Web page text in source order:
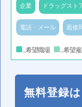
企業 ドラッグスト
電話・メール 面接
...希望職場 ...希望
無料登録